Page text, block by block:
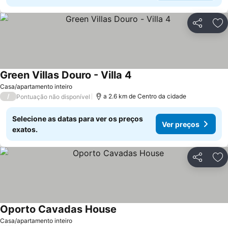
Partilhar
Casa/apartamento inteiro
Green Villas Douro - Villa 4
/ Pontuação não disponível a 2.6 km de Centro da cidade
Selecione as datas para ver os preços
exatos.
Ver preços
Partilhar
Casa/apartamento inteiro
Oporto Cavadas House